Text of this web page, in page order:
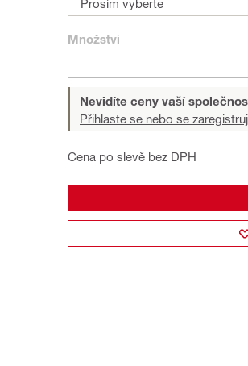
Množství
Nevidíte ceny vaší
Přihlaste se nebo se
Cena po slevě bez DPH